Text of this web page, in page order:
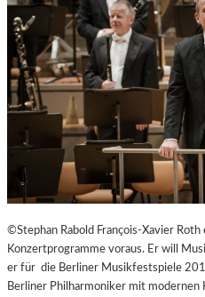
©Stephan Rabold François-Xavier
Konzertprogramme voraus. Er will
er für die Berliner Musikfestspiele
Berliner Philharmoniker mit modernen